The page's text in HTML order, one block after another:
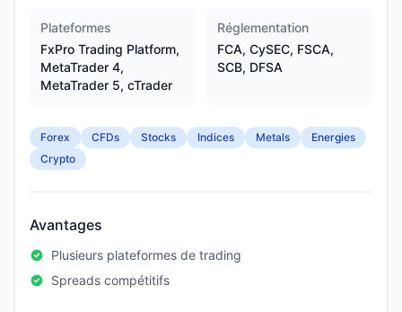
Plateformes
FxPro Trading Platform,
MetaTrader 4,
MetaTrader 5, cTrader
Réglementation
FCA, CySEC, FSCA,
SCB, DFSA
Forex CFDs Stocks Indices Metals
Energies
Crypto
Avantages
Plusieurs plateformes de trading
Spreads compétitifs